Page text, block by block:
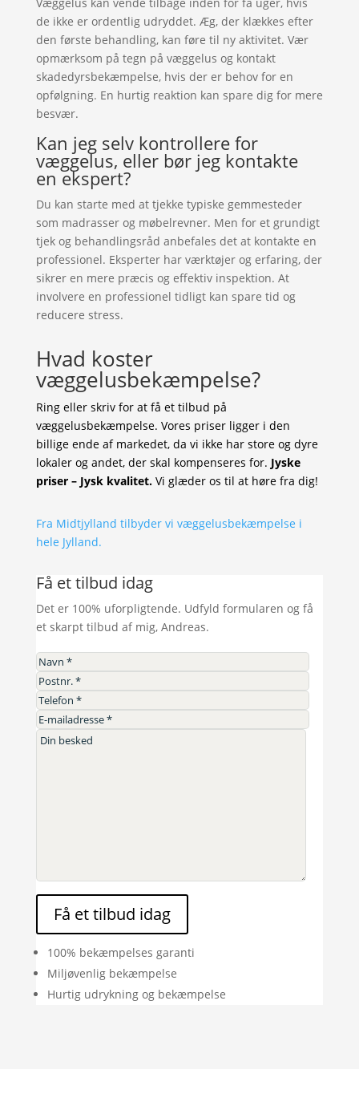
de ikke er ordentlig udryddet. Æg, der klækkes efter
den første behandling, kan føre til ny aktivitet. Vær
opmærksom på tegn på væggelus og kontakt
skadedyrsbekæmpelse, hvis der er behov for en
opfølgning. En hurtig reaktion kan spare dig for mere
besvær.
Kan jeg selv kontrollere for
væggelus, eller bør jeg kontakte
en ekspert?
Du kan starte med at tjekke typiske gemmesteder
som madrasser og møbelrevner. Men for et grundigt
tjek og behandlingsråd anbefales det at kontakte en
professionel. Eksperter har værktøjer og erfaring, der
sikrer en mere præcis og effektiv inspektion. At
involvere en professionel tidligt kan spare tid og
reducere stress.
Hvad koster
væggelusbekæmpelse?
Ring eller skriv for at få et tilbud på
væggelusbekæmpelse. Vores priser ligger i den
billige ende af markedet, da vi ikke har store og dyre
lokaler og andet, der skal kompenseres for. Jyske
priser – Jysk kvalitet.Vi glæder os til at høre fra dig!
Fra Midtjylland tilbyder vi væggelusbekæmpelse i
hele Jylland.
Få et tilbud idag
Det er 100% uforpligtende. Udfyld formularen og få
et skarpt tilbud af mig, Andreas.
Få et tilbud idag
100% bekæmpelses garanti
Miljøvenlig bekæmpelse
Hurtig udrykning og bekæmpelse